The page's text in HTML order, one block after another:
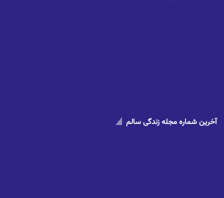
آخرین شماره مجله زندگی سالم